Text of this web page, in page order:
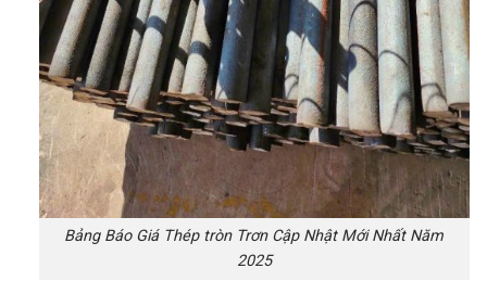
Bảng Báo Giá Thép tròn Trơn Cập Nhật Mới Nhất Năm
2025